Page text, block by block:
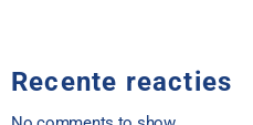
Recente reacties